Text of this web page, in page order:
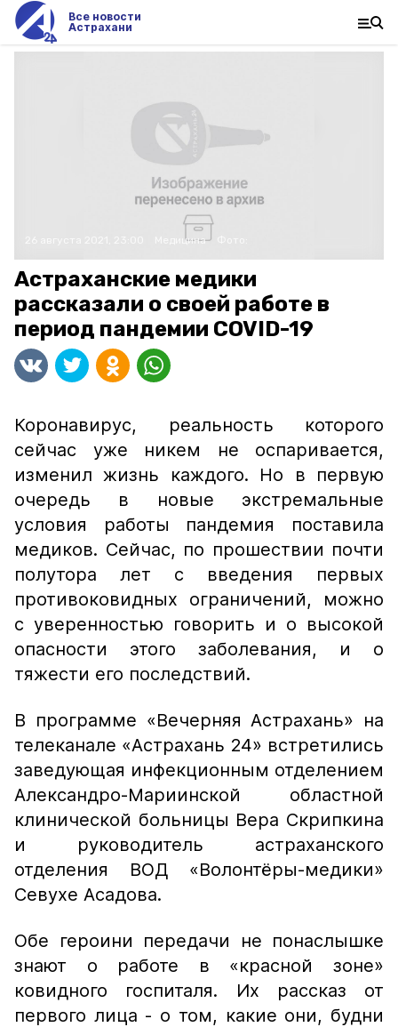
Все новости
Астрахани
Медицина
Астраханские медики
рассказали о своей работе в
период пандемии COVID-19
Коронавирус, реальность которого
сейчас уже никем не оспаривается,
изменил жизнь каждого. Но в первую
очередь в новые экстремальные
условия работы пандемия поставила
медиков. Сейчас, по прошествии почти
полутора лет с введения первых
противоковидных ограничений, можно
с уверенностью говорить и о высокой
опасности этого заболевания, и о
тяжести его последствий.
В программе «Вечерняя Астрахань» на
телеканале «Астрахань 24» встретились
заведующая инфекционным отделением
Александро-Мариинской областной
клинической больницы Вера Скрипкина
и руководитель астраханского
отделения ВОД «Волонтёры-медики»
Севухе Асадова.
Обе героини передачи не понаслышке
знают о работе в «красной зоне»
ковидного госпиталя. Их рассказ от
первого лица - о том, какие они, будни